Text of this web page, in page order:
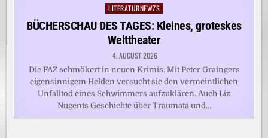
Posted
in
LITERATURNEWZS
BÜCHERSCHAU DES TAGES: Kleines, groteskes
Welttheater
4. AUGUST 2026
Die FAZ schmökert in neuen Krimis: Mit Peter Graingers
eigensinnigem Helden versucht sie den vermeintlichen
Unfalltod eines Schwimmers aufzuklären. Auch Liz
Nugents Geschichte über Traumata und…